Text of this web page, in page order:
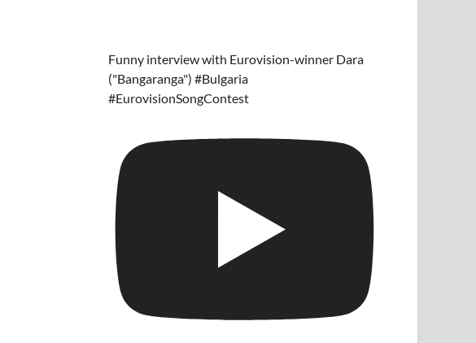
Funny interview with Eurovision-winner Dara
("Bangaranga") #Bulgaria
#EurovisionSongContest